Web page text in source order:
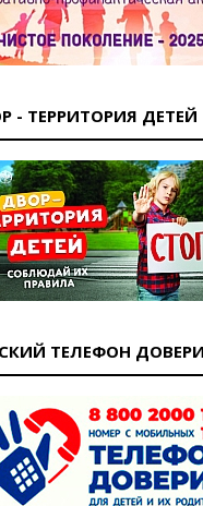
- ТЕРРИТОРИЯ ДЕТЕЙ
ТЕЛЕФОН